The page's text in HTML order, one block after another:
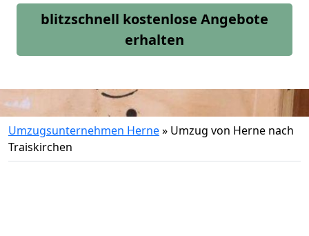
blitzschnell kostenlose Angebote
erhalten
Umzugsunternehmen Herne» Umzug von Herne nach
Traiskirchen